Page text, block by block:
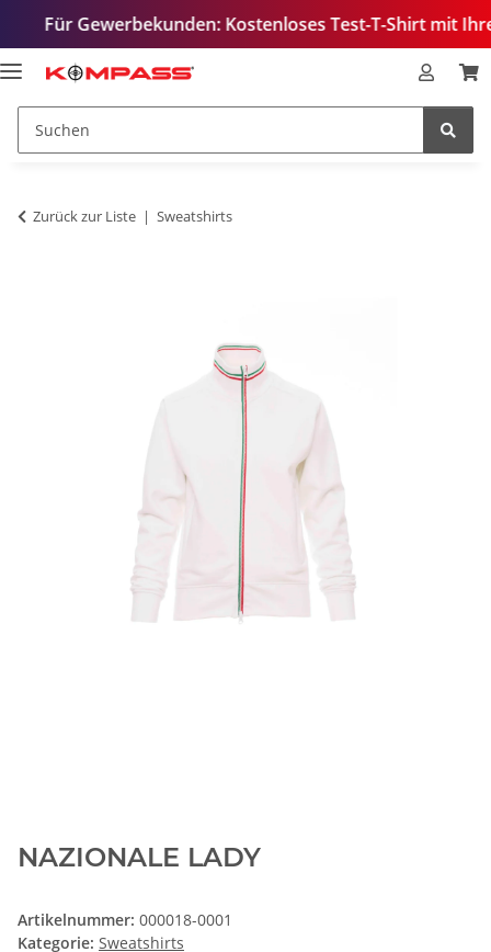
Gewerbekunden: Kostenloses Test-T-Shirt mit Ihrem
Zurück zur Liste Sweatshirts
NAZIONALE LADY
Artikelnummer: 000018-0001
Kategorie: Sweatshirts